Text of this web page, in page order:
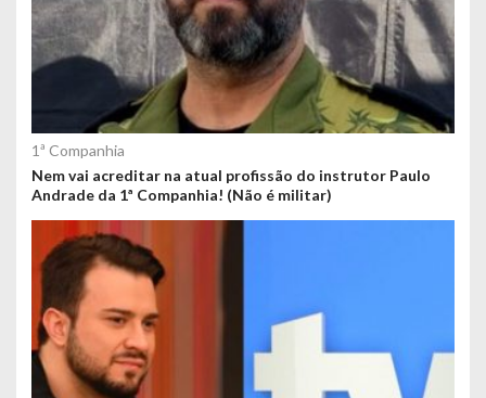
1ª Companhia
Nem vai acreditar na atual profissão do instrutor Paulo
Andrade da 1ª Companhia! (Não é militar)